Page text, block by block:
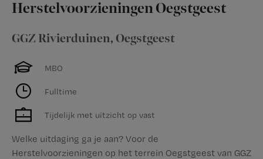
Herstelvoorzieningen Oegstgeest
GGZ Rivierduinen, Oegstgeest
MBO
Fulltime
Tijdelijk met uitzicht op vast
Welke uitdaging ga je aan? Voor de
Herstelvoorzieningen op het terrein Oegstgeest van GGZ